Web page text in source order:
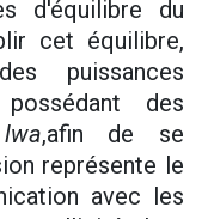
d'équilibre du
cet équilibre,
puissances
des
lwa,afin de se
représente le
avec les